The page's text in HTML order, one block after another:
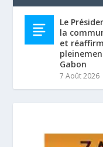
Le
la
et
Gabon
7 Août 2026